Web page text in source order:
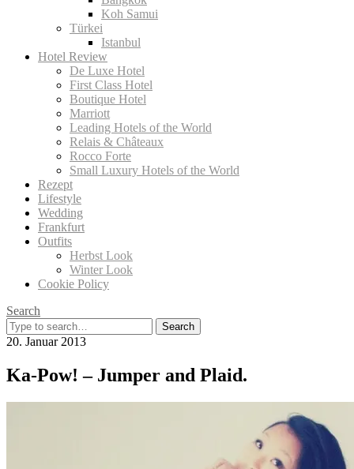
Koh Samui
Türkei
Istanbul
Hotel Review
De Luxe Hotel
First Class Hotel
Boutique Hotel
Marriott
Leading Hotels of the World
Relais & Châteaux
Rocco Forte
Small Luxury Hotels of the World
Rezept
Lifestyle
Wedding
Frankfurt
Outfits
Herbst Look
Winter Look
Cookie Policy
Search
Search
for:
20. Januar 2013
Ka-Pow! – Jumper and Plaid.